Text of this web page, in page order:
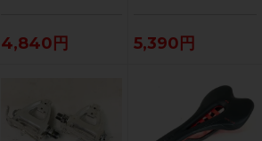
4,840円 5,390円